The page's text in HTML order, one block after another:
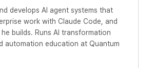
develops AI agent systems that
work with Claude Code, and
builds. Runs AI transformation
automation education at Quantum